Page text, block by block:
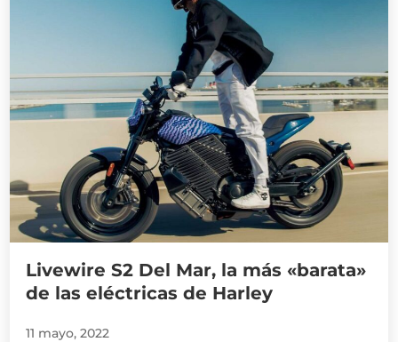
Livewire S2 Del Mar, la más «barata»
de las eléctricas de Harley
11 mayo, 2022